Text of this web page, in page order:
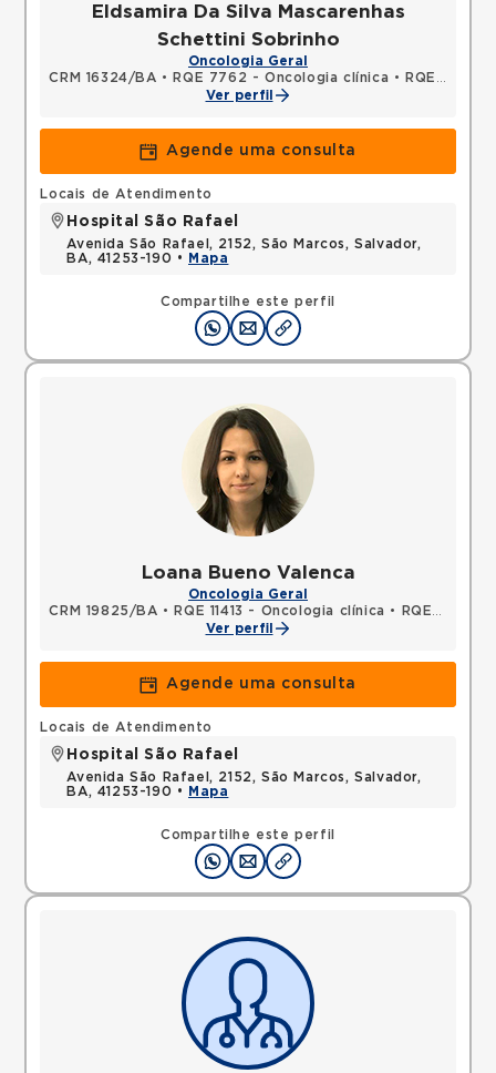
Eldsamira Da Silva Mascarenhas
Schettini Sobrinho
Oncologia Geral
CRM 16324/BA • RQE 7762 - Oncologia clínica •
RQE 7769 - Clínica médica
Ver perfil
Agende uma consulta
Compartilhe este perfil
Locais de Atendimento
Hospital São Rafael
Avenida São Rafael, 2152, São Marcos, Salvador,
BA, 41253-190 •
Mapa
Loana Bueno Valenca
Oncologia Geral
CRM 19825/BA • RQE 11413 - Oncologia clínica •
RQE 11414 - Clínica médica
Ver perfil
Agende uma consulta
Compartilhe este perfil
Locais de Atendimento
Hospital São Rafael
Avenida São Rafael, 2152, São Marcos, Salvador,
BA, 41253-190 •
Mapa